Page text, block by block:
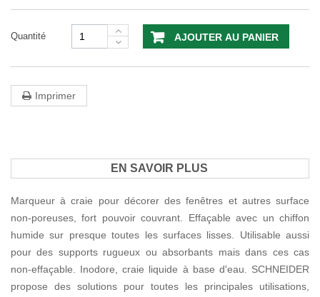
Quantité AJOUTER AU PANIER
Imprimer
EN SAVOIR PLUS
Marqueur à craie pour décorer des fenêtres et autres surface
non-poreuses, fort pouvoir couvrant. Effaçable avec un chiffon
humide sur presque toutes les surfaces lisses. Utilisable aussi
pour des supports rugueux ou absorbants mais dans ces cas
non-effaçable. Inodore, craie liquide à base d'eau. SCHNEIDER
propose des solutions pour toutes les principales utilisations,